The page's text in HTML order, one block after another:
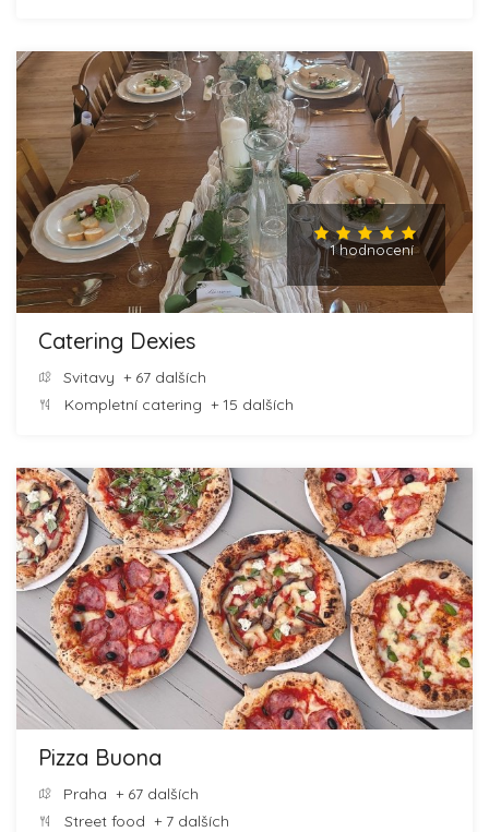
1 hodnocení
Catering Dexies
Svitavy + 67 dalších
Kompletní catering + 15 dalších
Pizza Buona
Praha + 67 dalších
Street food + 7 dalších